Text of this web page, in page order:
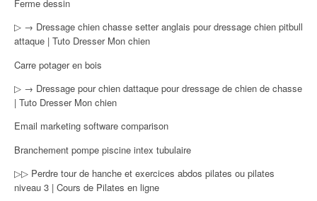
Ferme dessin
▷ → Dressage chien chasse setter anglais pour dressage chien pitbull
attaque | Tuto Dresser Mon chien
Carre potager en bois
▷ → Dressage pour chien dattaque pour dressage de chien de chasse
| Tuto Dresser Mon chien
Email marketing software comparison
Branchement pompe piscine intex tubulaire
▷▷ Perdre tour de hanche et exercices abdos pilates ou pilates
niveau 3 | Cours de Pilates en ligne